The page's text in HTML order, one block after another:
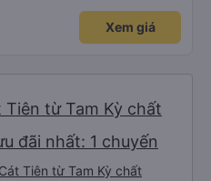
Xem giá
từ Tam Kỳ chất
đãi nhất: 1 chuyến
Tiên từ Tam Kỳ chất